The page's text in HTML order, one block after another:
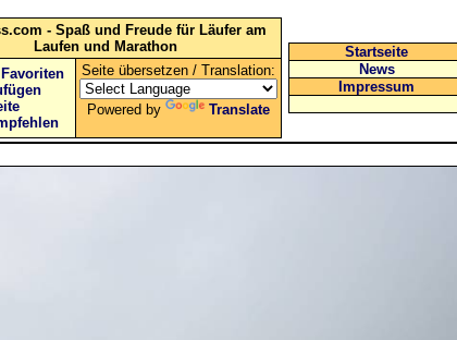
- Spaß und Freude für Läufer am
Laufen und Marathon
Seite übersetzen / Translation:
Powered by Translate
Startseite
News
Impressum